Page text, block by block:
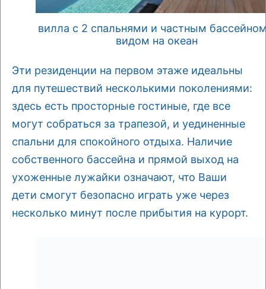
вилла с 2 спальнями и частным
видом на океан
Эти резиденции на первом этаже идеальны
для путешествий несколькими поколениями:
здесь есть просторные гостиные, где все
могут собраться за трапезой, и уединенные
спальни для спокойного отдыха. Наличие
собственного бассейна и прямой выход на
ухоженные лужайки означают, что Ваши
дети смогут безопасно играть уже через
несколько минут после прибытия на курорт.